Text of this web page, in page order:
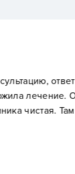
лечение.
чистая.